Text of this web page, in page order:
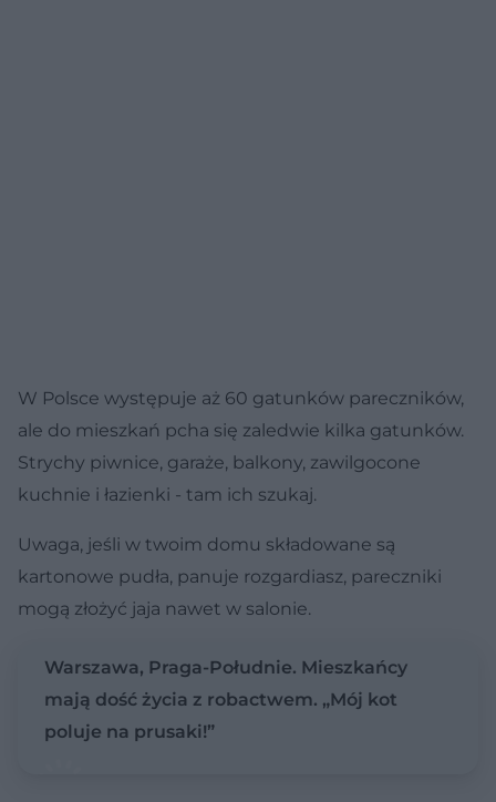
W Polsce występuje aż 60 gatunków pareczników,
ale do mieszkań pcha się zaledwie kilka gatunków.
Strychy piwnice, garaże, balkony, zawilgocone
kuchnie i łazienki - tam ich szukaj.
Uwaga, jeśli w twoim domu składowane są
kartonowe pudła, panuje rozgardiasz, pareczniki
mogą złożyć jaja nawet w salonie.
Warszawa, Praga-Południe. Mieszkańcy
mają dość życia z robactwem. „Mój kot
poluje na prusaki!”